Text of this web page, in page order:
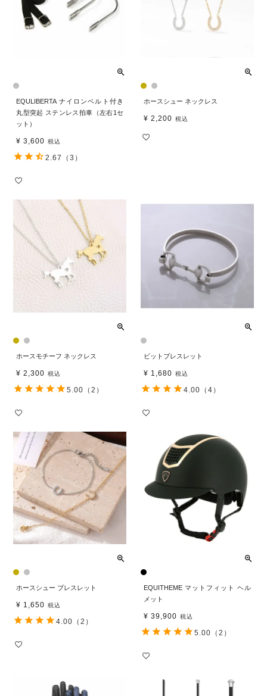
EQULIBERTA ナイロンベルト付き
丸型突起 ステンレス拍車（左右1セ
ット）
¥ 3,600 税込
2.67 （3）
ホースシュー ネックレス
¥ 2,200 税込
ホースモチーフ ネックレス
¥ 2,300 税込
5.00 （2）
ビットブレスレット
¥ 1,680 税込
4.00 （4）
ホースシュー ブレスレット
¥ 1,650 税込
4.00 （2）
EQUITHEME マットフィット ヘル
メット
¥ 39,900 税込
5.00 （2）